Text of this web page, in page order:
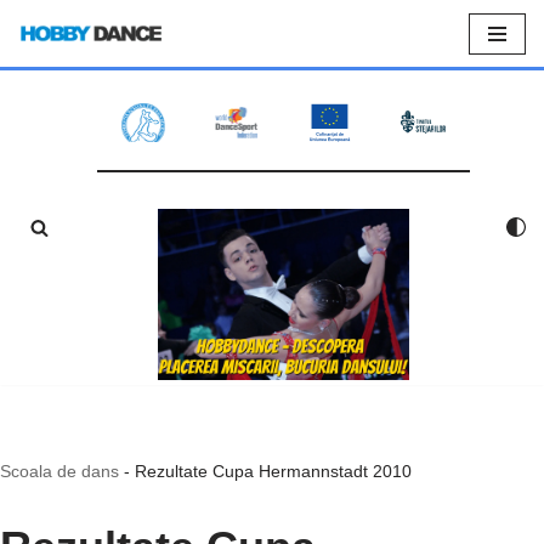
Sari
Scoala de dans - Rezultate Cupa Hermannstadt 2010